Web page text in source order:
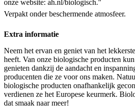
onze website: ah.nl/biologisch."
Verpakt onder beschermende atmosfeer.
Extra informatie
Neem het ervan en geniet van het
heeft. Van onze biologische producten
genieten dankzij de aandacht en
producenten die ze voor ons maken.
biologische producten onafhankelijk
verdienen ze het Europese keurmerk.
dat smaak naar meer!